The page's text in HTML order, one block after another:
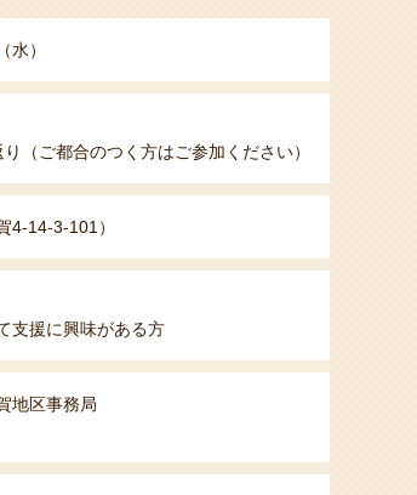
水）
（ご都合のつく方はご参加ください）
4-14-3-101）
支援に興味がある方
地区事務局